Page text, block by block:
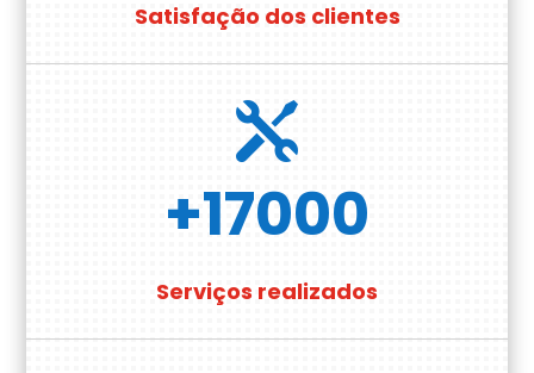
Satisfação dos clientes

+17000
Serviços realizados